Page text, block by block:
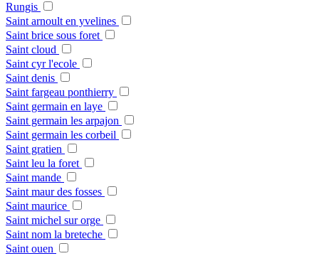
Rungis
Saint arnoult en yvelines
Saint brice sous foret
Saint cloud
Saint cyr l'ecole
Saint denis
Saint fargeau ponthierry
Saint germain en laye
Saint germain les arpajon
Saint germain les corbeil
Saint gratien
Saint leu la foret
Saint mande
Saint maur des fosses
Saint maurice
Saint michel sur orge
Saint nom la breteche
Saint ouen